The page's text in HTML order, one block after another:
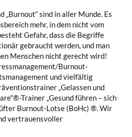
„Burnout“ sind in aller Munde. Es
mehr, in dem nicht vom
Gefahr, dass die Begriffe
gebraucht werden, und man
Menschen nicht gerecht wird!
Burnout-
und vielfältig
„Gelassen und
Trainer „Gesund führen – sich
Burnout-Lotse (BoHc) ®. Wir
vertrauensvoller